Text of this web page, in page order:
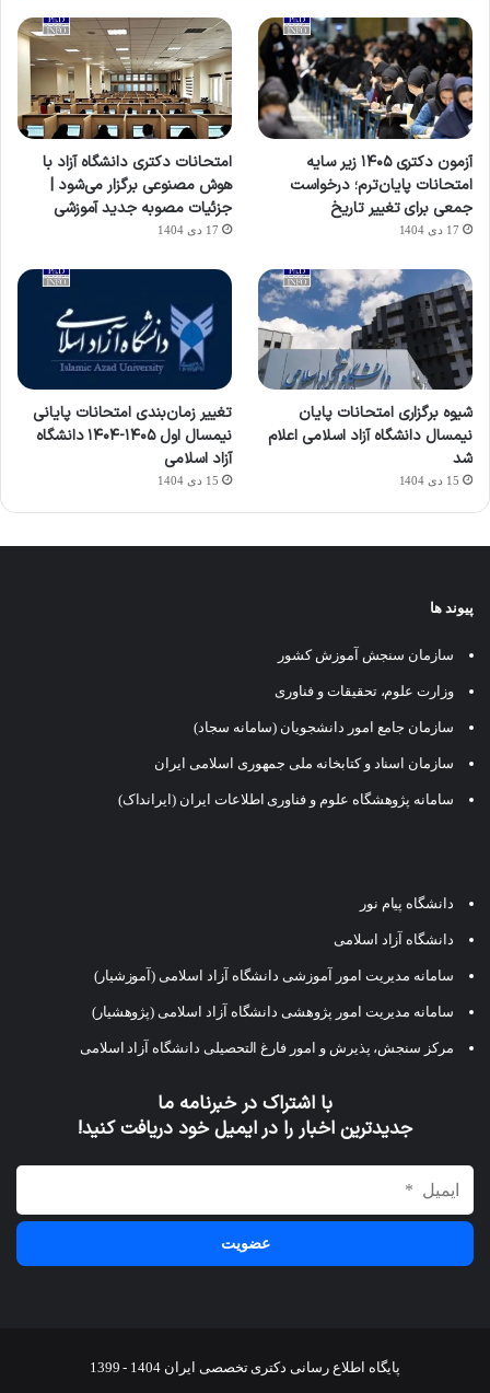
آزمون دکتری ۱۴۰۵ زیر سایه
امتحانات پایان‌ترم؛ درخواست
جمعی برای تغییر تاریخ
17 دی 1404
امتحانات دکتری دانشگاه آزاد با
هوش مصنوعی برگزار می‌شود |
جزئیات مصوبه جدید آموزشی
17 دی 1404
شیوه برگزاری امتحانات پایان
نیمسال دانشگاه آزاد اسلامی اعلام
شد
15 دی 1404
تغییر زمان‌بندی امتحانات پایانی
نیمسال اول ۱۴۰۵-۱۴۰۴ دانشگاه
آزاد اسلامی
15 دی 1404
پیوند ها
سازمان سنجش آموزش کشور
وزارت علوم، تحقیقات و فناوری
سازمان جامع امور دانشجویان (سامانه سجاد)
سازمان اسناد و کتابخانه ملی جمهوری اسلامی ایران
سامانه پژوهشگاه علوم و فناوری اطلاعات ایران (ایرانداک)
دانشگاه پیام نور
دانشگاه آزاد اسلامی
سامانه مدیریت امور آموزشی دانشگاه آزاد اسلامی (آموزشیار)
سامانه مدیریت امور پژوهشی دانشگاه آزاد اسلامی (پژوهشیار)
مرکز سنجش، پذیرش و امور فارغ التحصیلی دانشگاه آزاد اسلامی
با اشتراک در خبرنامه ما
جدیدترین اخبار را در ایمیل خود دریافت کنید!
پایگاه اطلاع رسانی دکتری تخصصی ایران 1404 - 1399